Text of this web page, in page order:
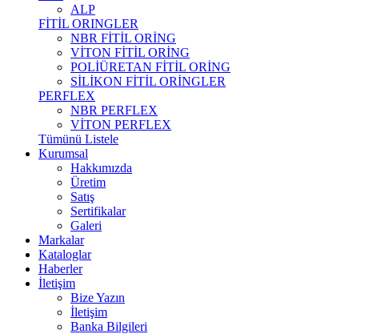
ALP
FİTİL ORINGLER
NBR FİTİL ORİNG
VİTON FİTİL ORİNG
POLİÜRETAN FİTİL ORİNG
SİLİKON FİTİL ORİNGLER
PERFLEX
NBR PERFLEX
VİTON PERFLEX
Tümünü Listele
Kurumsal
Hakkımızda
Üretim
Satış
Sertifikalar
Galeri
Markalar
Kataloglar
Haberler
İletişim
Bize Yazın
İletişim
Banka Bilgileri